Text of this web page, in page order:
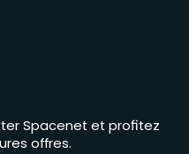
Spacenet et profitez
offres.